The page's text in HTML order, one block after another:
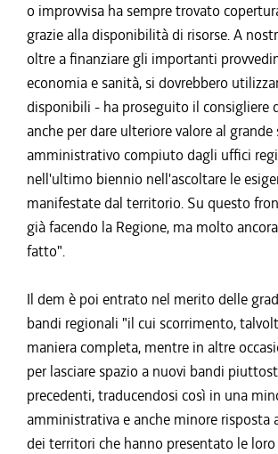
o improvvisa ha sempre trovato
grazie alla disponibilità di risorse. A
oltre a finanziare gli importanti
economia e sanità, si dovrebbero
disponibili - ha proseguito il consigliere
anche per dare ulteriore valore al grande
amministrativo compiuto dagli uffici
nell'ultimo biennio nell'ascoltare le
manifestate dal territorio. Su questo
già facendo la Regione, ma molto
fatto".
Il dem è poi entrato nel merito delle
bandi regionali "il cui scorrimento,
maniera completa, mentre in altre
per lasciare spazio a nuovi bandi
precedenti, traducendosi così in una
amministrativa e anche minore risposta
dei territori che hanno presentato le